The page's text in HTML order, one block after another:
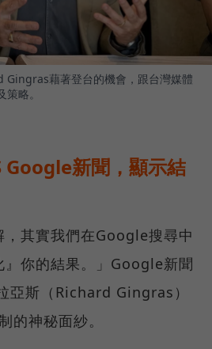
Gingras藉著登台的機會，跟台灣媒體
略。
Google新聞，顯示結
，其實我們在Google搜尋中
』你的結果。」Google新聞
亞斯（Richard Gingras）
的神秘面紗。